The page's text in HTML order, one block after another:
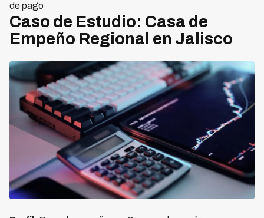
de pago
Caso de Estudio: Casa de
Empeño Regional en Jalisco